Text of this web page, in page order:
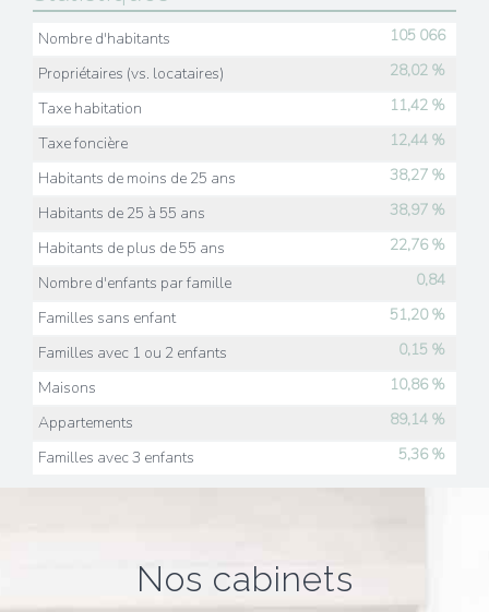
Nombre d'habitants
105 066
Propriétaires (vs. locataires)
28,02 %
Taxe habitation
11,42 %
Taxe foncière
12,44 %
Habitants de moins de 25 ans
38,27 %
Habitants de 25 à 55 ans
38,97 %
Habitants de plus de 55 ans
22,76 %
Nombre d'enfants par famille
0,84
Familles sans enfant
51,20 %
Familles avec 1 ou 2 enfants
0,15 %
Maisons
10,86 %
Appartements
89,14 %
Familles avec 3 enfants
5,36 %
nos cabinets